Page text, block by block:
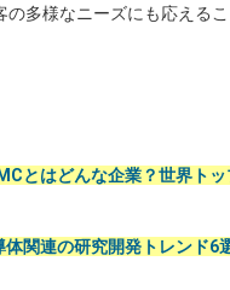
の多様なニーズにも応える
とはどんな企業？世界ト
体関連の研究開発トレンド6